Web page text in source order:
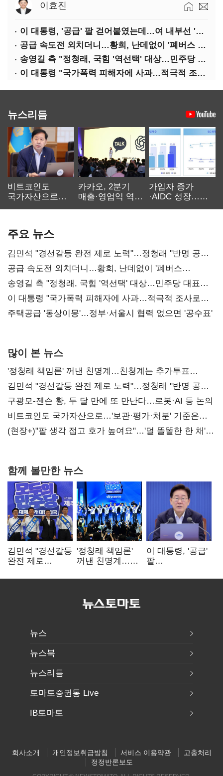
이효진
이 대통령, '공급' 팔 걷어붙였는데…여 내부선 '부동산 망언'(종합)
공급 속도전 외치더니…황희, 난데없이 '폐버스 리모델링' 제안
송영길 측 "정청래, 국힘 '역선택' 대상…민주당 대표로 총선 지휘 못해"
이 대통령 "국가폭력 피해자에 사과…적극적 조사로 진실 밝혀야"
뉴스리듬
비트코인도
국가자산으로…'
카카오, 2분기
매출·영업익 역대
가입자 증가
·AIDC 성장…
주요 뉴스
김민석 "경선갈등 완전 제로 노력"…정청래 "반명 공세
사과부터"
공급 속도전 외치더니…황희, 난데없이 '폐버스
리모델링' 제안
송영길 측 "정청래, 국힘 '역선택' 대상…민주당 대표로
총선 지휘 못해"
이 대통령 "국가폭력 피해자에 사과…적극적 조사로
진실 밝혀야"
주택공급 '동상이몽'…정부·서울시 협력 없으면 '공수표'
많이 본 뉴스
'정청래 책임론' 꺼낸 친명계…친청계는 추가투표
때리기
김민석 "경선갈등 완전 제로 노력"…정청래 "반명 공세
사과부터"
구광모-젠슨 황, 두 달 만에 또 만난다…로봇·AI 등 논의
비트코인도 국가자산으로…'보관·평가·처분' 기준은
숙제
(현장+)"팔 생각 접고 호가 높여요"…'덜 똘똘한 한 채'
함께 볼만한 뉴스
김민석 "경선갈등
완전 제로
"반명 공세
'정청래 책임론'
꺼낸 친명계…
추가투표 때리기
이 대통령, '공급'
팔
여 내부선
뉴스
뉴스북
뉴스리듬
토마토증권통 Live
IB토마토
회사소개 개인정보취급방침 서비스 이용약관
고충처리
정정반론보도